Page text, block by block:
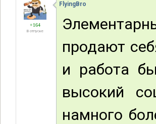
+164
В отпуске
FlyingBro
продают
и работа
высокий
намного